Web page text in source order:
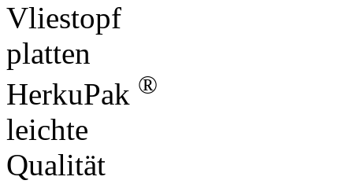
Vliestopf
platten
HerkuPak ®
leichte
Qualität